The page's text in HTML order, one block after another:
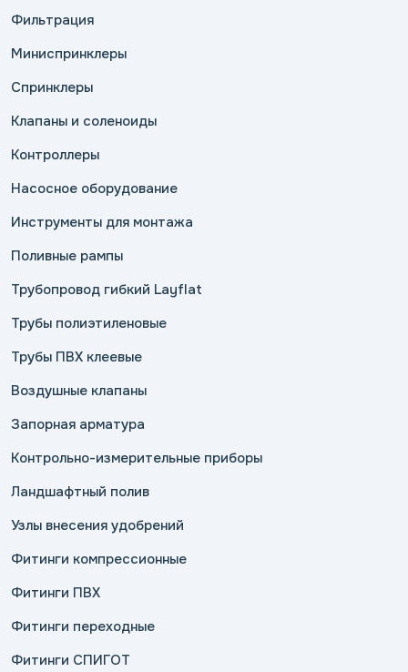
Фильтрация
Миниспринклеры
Спринклеры
Клапаны и соленоиды
Контроллеры
Насосное оборудование
Инструменты для монтажа
Поливные рампы
Трубопровод гибкий Layflat
Трубы полиэтиленовые
Трубы ПВХ клеевые
Воздушные клапаны
Запорная арматура
Контрольно-измерительные приборы
Ландшафтный полив
Узлы внесения удобрений
Фитинги компрессионные
Фитинги ПВХ
Фитинги переходные
Фитинги СПИГОТ